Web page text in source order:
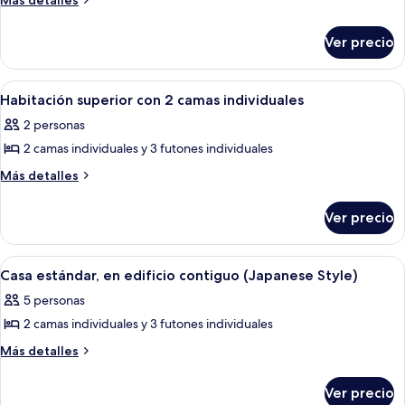
Suite
Non-
Smoking
Building
Suite
Non-
Ver precio
Abrir
todas
las
fotos
de
con
2
camas
individuales
Habitación de hotel con dos camas
4
Habitación superior con 2 camas individuales
2 personas
2 camas individuales y 3 futones individuales
Más detalles
Más
superior
con
2
individuales
Ver precio
Abrir
todas
las
fotos
de
Habitación con dos camas, piso de
7
Casa estándar, en edificio contiguo (Japanese Style)
5 personas
2 camas individuales y 3 futones individuales
Más detalles
Más
Ver precio